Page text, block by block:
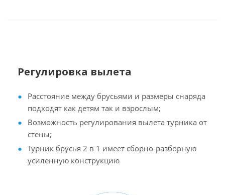
Регулировка вылета
Расстояние между брусьями и размеры снаряда
подходят как детям так и взрослым;
Возможность регулирования вылета турника от
стены;
Турник брусья 2 в 1 имеет сборно-разборную
усиленную конструкцию